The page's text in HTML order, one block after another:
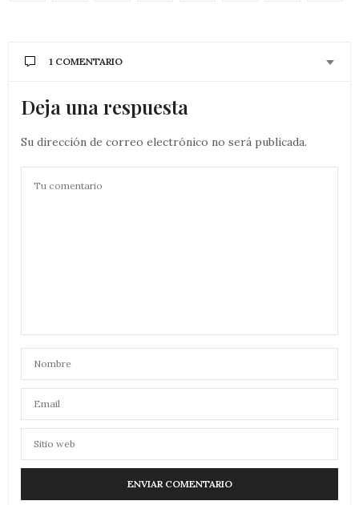
1 COMENTARIO
Deja una respuesta
Su dirección de correo electrónico no será publicada.